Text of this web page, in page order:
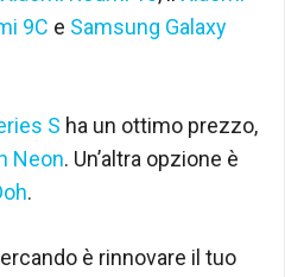
9C e Samsung Galaxy
S ha un ottimo prezzo,
Neon. Un’altra opzione è
.
è rinnovare il tuo